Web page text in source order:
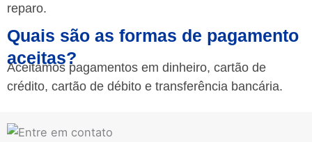
reparo.
Quais são as formas de pagamento
aceitas?
Aceitamos pagamentos em dinheiro, cartão de
crédito, cartão de débito e transferência bancária.